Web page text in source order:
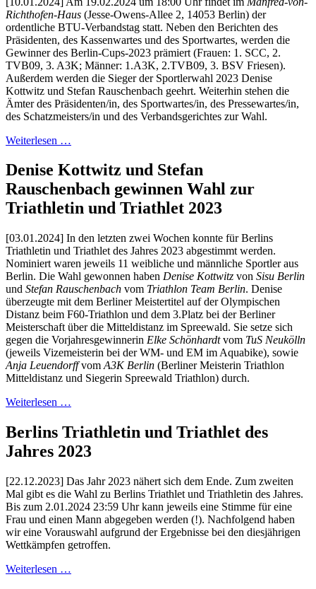
Richthofen-Haus (Jesse-Owens-Allee 2, 14053 Berlin) der
ordentliche BTU-Verbandstag statt. Neben den Berichten des
Präsidenten, des Kassenwartes und des Sportwartes, werden die
Gewinner des Berlin-Cups-2023 prämiert (Frauen: 1. SCC, 2.
TVB09, 3. A3K; Männer: 1.A3K, 2.TVB09, 3. BSV Friesen).
Außerdem werden die Sieger der Sportlerwahl 2023 Denise
Kottwitz und Stefan Rauschenbach geehrt. Weiterhin stehen die
Ämter des Präsidenten/in, des Sportwartes/in, des Pressewartes/in,
des Schatzmeisters/in und des Verbandsgerichtes zur Wahl.
Weiterlesen …
Denise Kottwitz und Stefan
Rauschenbach gewinnen Wahl zur
Triathletin und Triathlet 2023
[03.01.2024] In den letzten zwei Wochen konnte für Berlins
Triathletin und Triathlet des Jahres 2023 abgestimmt werden.
Nominiert waren jeweils 11 weibliche und männliche Sportler aus
Berlin. Die Wahl gewonnen haben Denise Kottwitz von Sisu Berlin
und Stefan Rauschenbach vom Triathlon Team Berlin. Denise
überzeugte mit dem Berliner Meistertitel auf der Olympischen
Distanz beim F60-Triathlon und dem 3.Platz bei der Berliner
Meisterschaft über die Mitteldistanz im Spreewald. Sie setze sich
gegen die Vorjahresgewinnerin Elke Schönhardtvom TuS Neukölln
(jeweils Vizemeisterin bei der WM- und EM im Aquabike), sowie
Anja Leuendorffvom A3K Berlin (Berliner Meisterin Triathlon
Mitteldistanz und Siegerin Spreewald Triathlon) durch.
Weiterlesen …
Berlins Triathletin und Triathlet des
Jahres 2023
[22.12.2023] Das Jahr 2023 nähert sich dem Ende. Zum zweiten
Mal gibt es die Wahl zu Berlins Triathlet und Triathletin des Jahres.
Bis zum 2.01.2024 23:59 Uhr kann jeweils eine Stimme für eine
Frau und einen Mann abgegeben werden (!). Nachfolgend haben
wir eine Vorauswahl aufgrund der Ergebnisse bei den diesjährigen
Wettkämpfen getroffen.
Weiterlesen …